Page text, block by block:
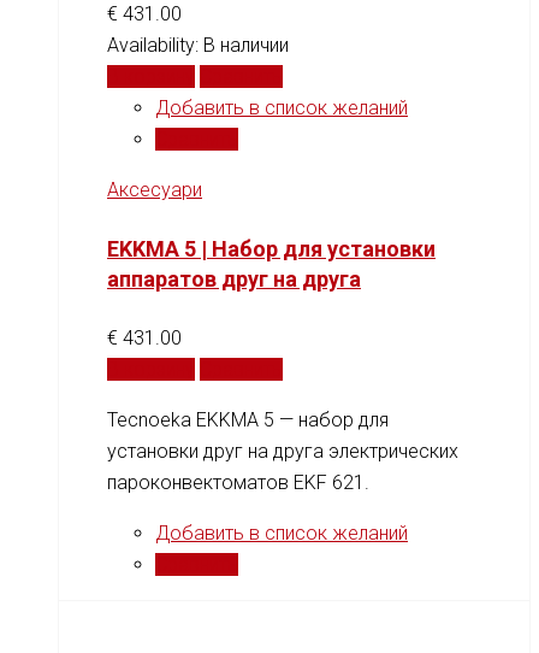
€ 431.00
Availability: В наличии
Добавить в список желаний
Аксесуари
EKKMA 5 | Набор для установки
аппаратов друг на друга
€ 431.00
Tecnoeka EKKMA 5 — набор для
установки друг на друга электрических
пароконвектоматов EKF 621.
Добавить в список желаний